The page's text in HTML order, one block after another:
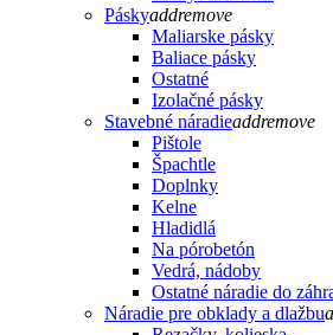
Páskyaddremove
Maliarske pásky
Baliace pásky
Ostatné
Izolačné pásky
Stavebné náradieaddremove
Pištole
Špachtle
Doplnky
Kelne
Hladidlá
Na pórobetón
Vedrá, nádoby
Ostatné náradie do
Náradie pre obklady a dlažbu